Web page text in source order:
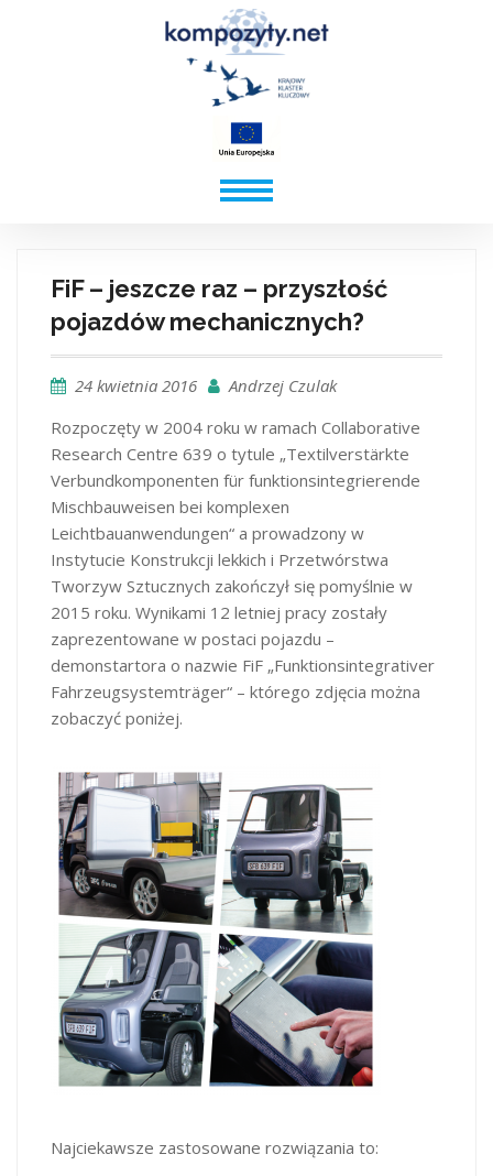
FiF – jeszcze raz – przyszłość
pojazdów mechanicznych?
24 kwietnia 2016
Andrzej Czulak
Rozpoczęty w 2004 roku w ramach Collaborative
Research Centre 639 o tytule „Textilverstärkte
Verbundkomponenten für funktionsintegrierende
Mischbauweisen bei komplexen
Leichtbauanwendungen“ a prowadzony w
Instytucie Konstrukcji lekkich i Przetwórstwa
Tworzyw Sztucznych zakończył się pomyślnie w
2015 roku. Wynikami 12 letniej pracy zostały
zaprezentowane w postaci pojazdu –
demonstartora o nazwie FiF „Funktionsintegrativer
Fahrzeugsystemträger“ – którego zdjęcia można
zobaczyć poniżej.
Najciekawsze zastosowane rozwiązania to: